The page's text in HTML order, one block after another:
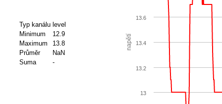
Typ kanálu level
Minimum
12.9
Maximum
13.8
Průměr
NaN
Suma
-
napětí
13
13.2
13.4
13.6